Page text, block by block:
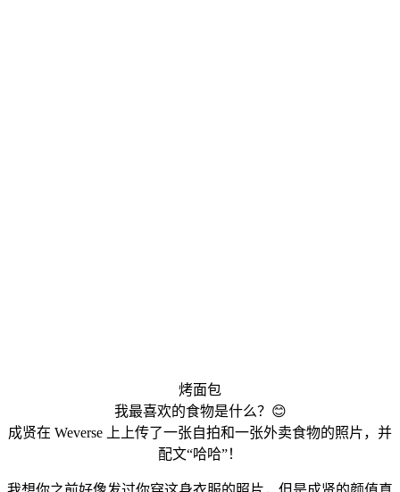
烤面包
我最喜欢的食物是什么？😊
成贤在 Weverse 上上传了一张自拍和一张外卖食物的照片，并
配文“哈哈”！